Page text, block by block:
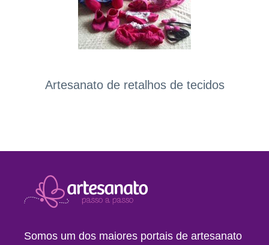
Artesanato de retalhos de tecidos
Somos um dos maiores portais de artesanato